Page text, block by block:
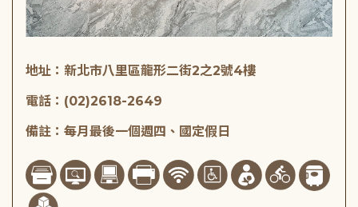
地址：新北市八里區龍形二街2之2號4樓
電話：(02)2618-2649
備註：每月最後一個週四、國定假日